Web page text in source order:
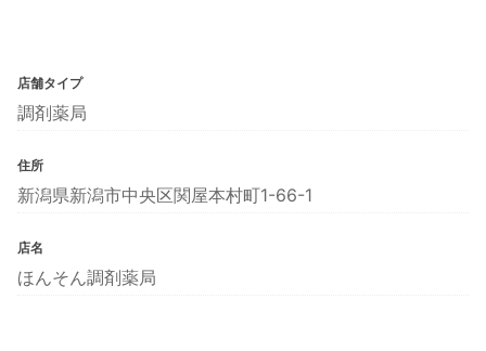
店舗タイプ
調剤薬局
住所
新潟県新潟市中央区関屋本村町1-66-1
店名
ほんそん調剤薬局